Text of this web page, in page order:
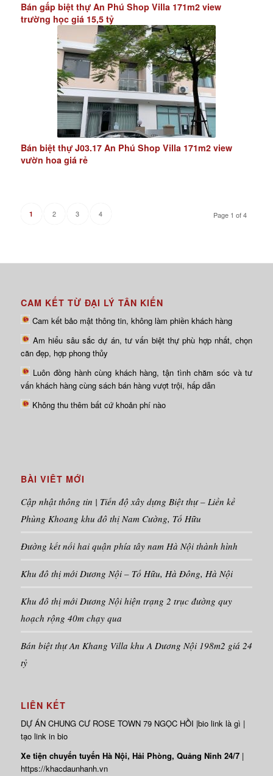
Bán gấp biệt thự An Phú Shop Villa 171m2 view
trường học giá 15,5 tỷ
Bán biệt thự J03.17 An Phú Shop Villa 171m2 view
vườn hoa giá rẻ
Page 1 of 4
1 2 3 4
CAM KẾT TỪ ĐẠI LÝ TÂN KIẾN
Cam kết bảo mật thông tin, không làm phiền khách hàng
Am hiểu sâu sắc dự án, tư vấn biệt thự phù hợp nhất, chọn
căn đẹp, hợp phong thủy
Luôn đồng hành cùng khách hàng, tận tình chăm sóc và tư
vấn khách hàng cùng sách bán hàng vượt trội, hấp dẫn
Không thu thêm bất cứ khoản phí nào
BÀI VIÊT MỚI
Cập nhật thông tin | Tiến độ xây dựng Biệt thự – Liền kề
Phùng Khoang khu đô thị Nam Cường, Tố Hữu
Đường kết nối hai quận phía tây nam Hà Nội thành hình
Khu đô thị mới Dương Nội – Tố Hữu, Hà Đông, Hà Nội
Khu đô thị mới Dương Nội hiện trạng 2 trục đường quy
hoạch rộng 40m chạy qua
Bán biệt thự An Khang Villa khu A Dương Nội 198m2 giá 24
tỷ
LIÊN KẾT
DỰ ÁN CHUNG CƯ ROSE TOWN79 NGỌC HỒI |bio link là gì |
tạo link in bio
Xe tiện chuyến tuyến Hà Nội, Hải Phòng, Quảng Ninh 24/7 |
https://khacdaunhanh.vn